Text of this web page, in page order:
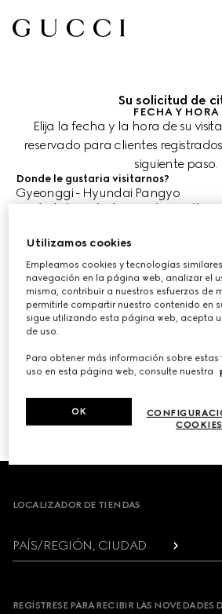
Su solicitud de
FECHA Y HORA
Elija la fecha y la hora de su
reservado para clientes
siguiente paso.
Donde le gustaria visitarnos?
Gyeonggi - Hyundai Pangyo
¿Cuándo le gustaría agendar su cita?
Las fechas y horas se muestran en la hora
están sujetas a la confirmación del equipo
ELIJA EL HORARIO*
/3
Footer
LOCALIZADOR DE TIENDAS
PAÍS/REGIÓN, CIUDAD
REGÍSTRESE PARA RECIBIR LAS NOVEDADES
Utilizamos cookies
Empleamos cookies y tecnologías
navegación en la página web, analizar el
misma, contribuir a nuestros esfuerzos de
permitirle compartir nuestro contenido en
sigue utilizando esta página web, acepta
de uso.
Para obtener más información sobre
uso en esta página web, consulte nuestra
COOKIES
OK